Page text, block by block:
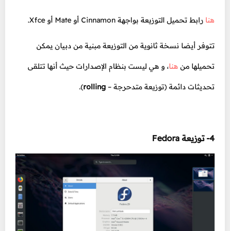
هنا رابط تحميل التوزيعة بواجهة Cinnamon أو Mate أو Xfce.
تتوفر أيضا نسخة ثانوية من التوزيعة مبنية من دبيان يمكن
تحميلها من هنا، و هي ليست بنظام الإصدارات حيث أنها تتلقى
تحديثات دائمة (توزيعة متدحرجة – ).
4- توزيعة Fedora